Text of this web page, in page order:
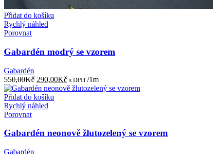
Přidat do košíku
Rychlý náhled
Porovnat
Gabardén modrý se vzorem
Gabardén
550,00Kč Původní
cena
byla:
550,00Kč.
290,00KčAktuální
cena
s DPH /1m
Přidat do košíku
Rychlý náhled
Porovnat
Gabardén neonově žlutozelený se vzorem
Gabardén